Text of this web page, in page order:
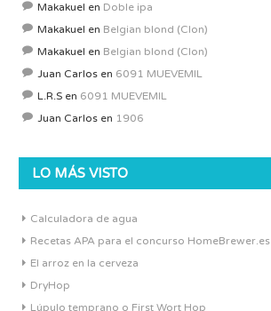
Makakuel en Doble ipa
Makakuel en Belgian blond (Clon)
Makakuel en Belgian blond (Clon)
Juan Carlos en 6091 MUEVEMIL
L.R.S en 6091 MUEVEMIL
Juan Carlos en 1906
LO MÁS VISTO
Calculadora de agua
Recetas APA para el concurso HomeBrewer.es
El arroz en la cerveza
DryHop
Lúpulo temprano o First Wort Hop